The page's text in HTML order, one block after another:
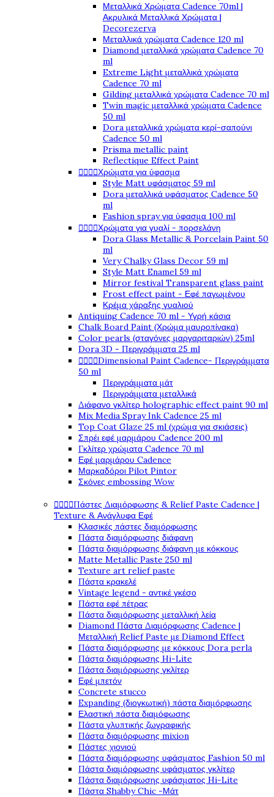
Μεταλλικά Χρώματα Cadence 70ml |
Ακρυλικά Μεταλλικά Χρώματα |
Decorezerva
Μεταλλικά χρώματα Cadence 120 ml
Diamond μεταλλικά χρώματα Cadence 70
ml
Extreme Light μεταλλικά χρώματα
Cadence 70 ml
Gilding μεταλλικά χρώματα Cadence 70 ml
Twin magic μεταλλικά χρώματα Cadence
50 ml
Dora μεταλλικά χρώματα κερί-σαπούνι
Cadence 50 ml
Prisma metallic paint
Reflectique Effect Paint
Χρώματα για ύφασμα
Style Matt υφάσματος 59 ml
Dora μεταλλικά υφάσματος Cadence 50
ml
Fashion spray για ύφασμα 100 ml
Χρώματα για γυαλί - πορσελάνη
Dora Glass Metallic & Porcelain Paint 50
ml
Very Chalky Glass Decor 59 ml
Style Matt Enamel 59 ml
Mirror festival Transparent glass paint
Frost effect paint - Εφέ παγωμένου
Κρέμα χάραξης γυαλιού
Antiquing Cadence 70 ml - Υγρή κάσια
Chalk Board Paint (Χρώμα μαυροπίνακα)
Color pearls (σταγόνες μαργαριταριών) 25ml
Dora 3D - Περιγράμματα 25 ml
Dimensional Paint Cadence- Περιγράμματα
50 ml
Περιγράμματα μάτ
Περιγράμματα μεταλλικά
Διάφανο γκλίτερ holographic effect paint 90 ml
Mix Media Spray Ink Cadence 25 ml
Top Coat Glaze 25 ml (χρώμα για σκιάσεις)
Σπρέι εφέ μαρμάρου Cadence 200 ml
Γκλίτερ χρώματα Cadence 70 ml
Εφέ μαρμάρου Cadence
Μαρκαδόροι Pilot Pintor
Σκόνες embossing Wow
Πάστες Διαμόρφωσης & Relief Paste Cadence |
Texture & Ανάγλυφα Εφέ
Κλασικές πάστες διαμόρφωσης
Πάστα διαμόρφωσης διάφανη
Πάστα διαμόρφωσης διάφανη με κόκκους
Matte Metallic Paste 250 ml
Texture art relief paste
Πάστα κρακελέ
Vintage legend - αντικέ γκέσο
Πάστα εφέ πέτρας
Πάστα διαμόρφωσης μεταλλική λεία
Diamond Πάστα Διαμόρφωσης Cadence |
Μεταλλική Relief Paste με Diamond Effect
Πάστα διαμόρφωσης με κόκκους Dora perla
Πάστα διαμόρφωσης Hi-Lite
Πάστα διαμόρφωσης γκλίτερ
Εφέ μπετόν
Concrete stucco
Expanding (διογκωτική) πάστα διαμόρφωσης
Ελαστική πάστα διαμόφωσης
Πάστα γλυπτικής ζωγραφικής
Πάστα διαμόρφωσης mixion
Πάστες χιονιού
Πάστα διαμόρφωσης υφάσματος Fashion 50 ml
Πάστα διαμόρφωσης υφάσματος γκλίτερ
Πάστα διαμόρφωσης υφάσματος Hi-Lite
Πάστα Shabby Chic -Μάτ